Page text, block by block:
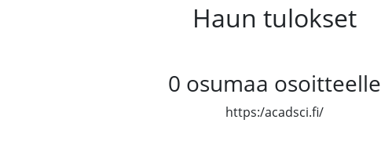
Haun tulokset
0 osumaa osoitteelle
https:/acadsci.fi/